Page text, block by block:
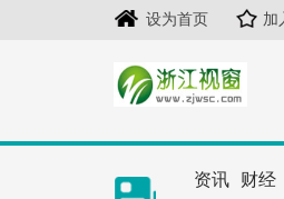
设为首页 加
资讯 财经